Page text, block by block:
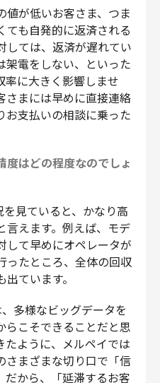
値が低いお客さま、つま
ても自発的に返済される
しては、返済が遅れてい
架電をしない、といった
率に大きく影響しませ
さまには早めに直接連絡
お支払いの相談に乗った
はどの程度なのでしょ
を見ていると、かなり高
言えます。例えば、モデ
して早めにオペレータが
ったところ、全体の回収
ています。
多様なビッグデータを
らこそできることだと思
たように、メルペイでは
さまざまな切り口で「信
だから、「延滞するお客